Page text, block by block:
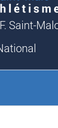
Saint-